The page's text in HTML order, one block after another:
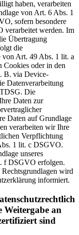
haben, verarbeiten
von Art. 6 Abs. 1
sofern besondere
verarbeitet werden. Im
Übertragung
die
von Art. 49 Abs. 1 lit. a
oder in den
B. via Device-
Datenverarbeitung
Die
Daten zur
Daten auf Grundlage
verarbeiten wir Ihre
Verpflichtung
1 lit. c DSGVO.
unseres
f DSGVO erfolgen.
wird
informiert.
Weitergabe an
sind